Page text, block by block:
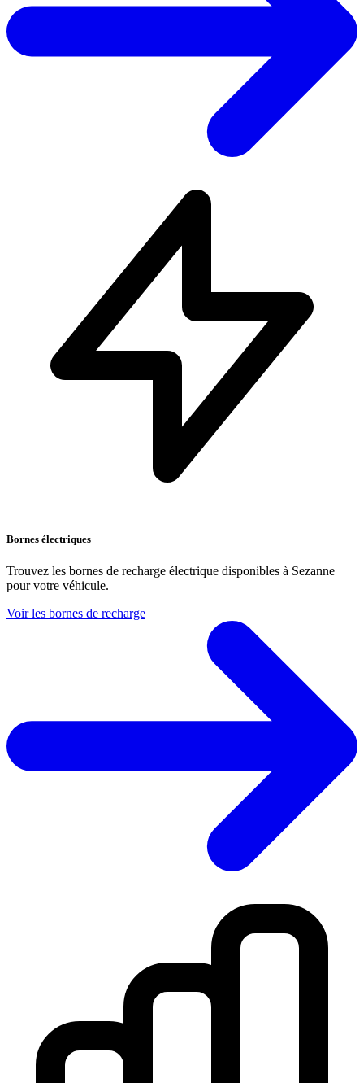
Bornes électriques
Trouvez les bornes de recharge électrique disponibles à Sezanne
pour votre véhicule.
Voir les bornes de recharge